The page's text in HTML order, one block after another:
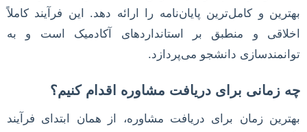
بهترین و کامل‌ترین پایان‌نامه را ارائه دهد. این فرآیند کاملاً
اخلاقی و منطبق بر استانداردهای آکادمیک است و به
توانمندسازی دانشجو می‌پردازد.
چه زمانی برای دریافت مشاوره اقدام کنیم؟
بهترین زمان برای دریافت مشاوره، از همان ابتدای فرآیند